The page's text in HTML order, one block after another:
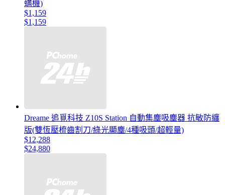
螨機)
$1,159
$1,159
Dreame 追覓科技 Z10S Station 自動集塵吸塵器 抗敏防纏
版(雙恆壓梳齒割刀/綠光顯塵/4種吸頭/超輕量)
$12,288
$24,880